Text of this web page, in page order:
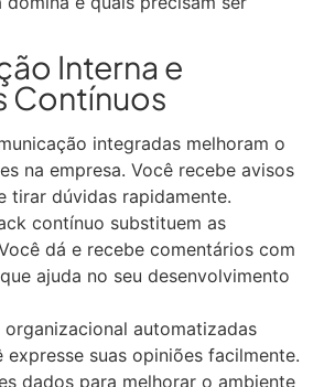
Interna e
Contínuos
integradas melhoram o
na empresa. Você recebe avisos
tirar dúvidas rapidamente.
contínuo substituem as
dá e recebe comentários com
ajuda no seu desenvolvimento
organizacional automatizadas
suas opiniões facilmente.
dados para melhorar o ambiente